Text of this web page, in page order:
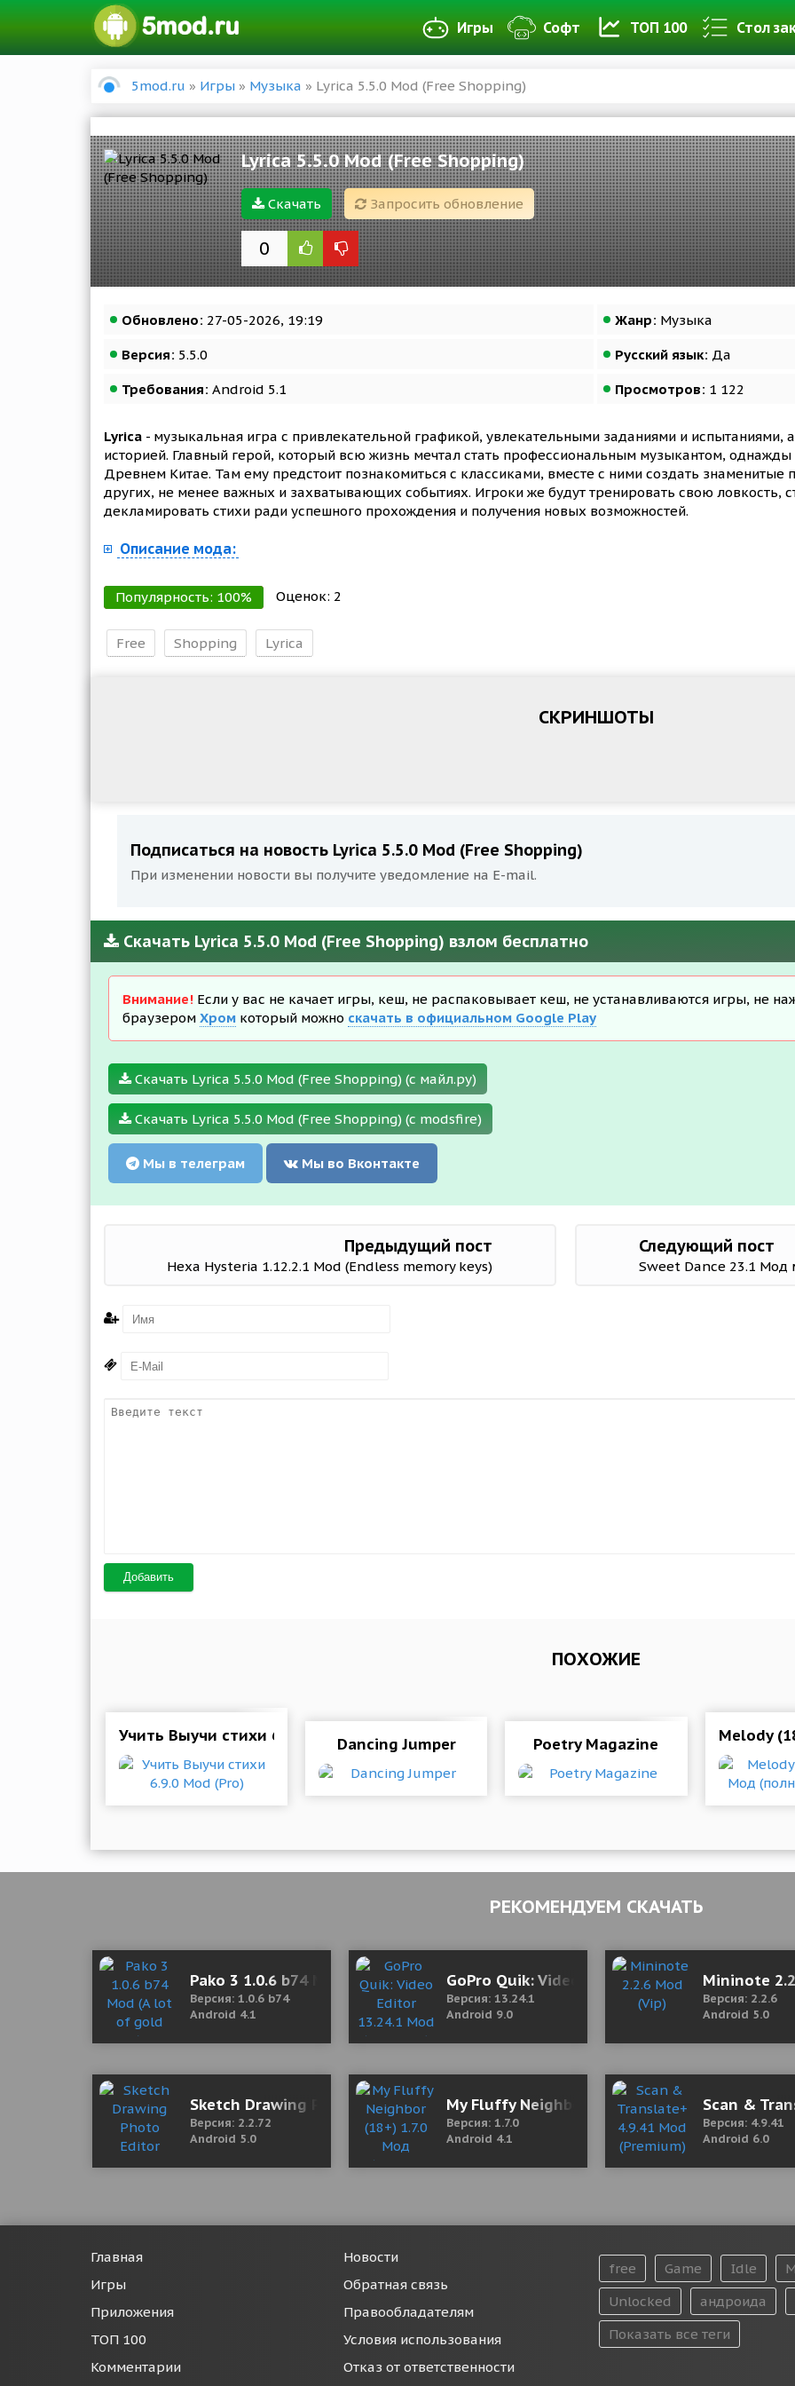
Игры Софт ТОП 100 Стол
5mod.ru » Игры » Музыка » Lyrica 5.5.0 Mod (Free Shopping)
Lyrica 5.5.0 Mod (Free Shopping)
Скачать Запросить обновление
0
Обновлено: 27-05-2026, 19:19 Жанр: Музыка
Версия: 5.5.0 Русский язык: Да
Требования: Android 5.1 Просмотров: 1 122
Lyrica - музыкальная игра с привлекательной графикой, увлекательными заданиями и испытаниями,
историей. Главный герой, который всю жизнь мечтал стать профессиональным музыкантом,
Древнем Китае. Там ему предстоит познакомиться с классиками, вместе с ними создать знаменитые
других, не менее важных и захватывающих событиях. Игроки же будут тренировать свою ловкость,
декламировать стихи ради успешного прохождения и получения новых возможностей.
Описание мода:
Популярность: 100% Оценок: 2
Free Shopping Lyrica
СКРИНШОТЫ
Подписаться на новость Lyrica 5.5.0 Mod (Free Shopping)
При изменении новости вы получите уведомление на E-mail.
Скачать Lyrica 5.5.0 Mod (Free Shopping) взлом бесплатно
Внимание! Если у вас не качает игры, кеш, не распаковывает кеш, не устанавливаются игры, не
браузером Хром который можно скачать в официальном Google Play
Скачать Lyrica 5.5.0 Mod (Free Shopping) (с майл.ру)
Скачать Lyrica 5.5.0 Mod (Free Shopping) (с modsfire)
Мы в телеграм Мы во Вконтакте
Предыдущий пост
Hexa Hysteria 1.12.2.1 Mod (Endless memory keys)
Следующий пост
Sweet Dance 23.1 Мод
Добавить
ПОХОЖИЕ
Учить Выучи стихи 6.9.0 Mod (Pro)Dancing Jumper Poetry Magazine Melody
РЕКОМЕНДУЕМ СКАЧАТЬ
Pako 3 1.0.6 b74 Mod (A lot of gold coins/Unlocked)
Версия: 1.0.6 b74
Android 4.1
GoPro Quik: Video Editor 13.24.1 Mod
Версия: 13.24.1
Android 9.0
Mininote
Версия: 2.2.6
Android 5.0
Sketch Drawing Photo Editor 2.2.72 Mod (Pro)
Версия: 2.2.72
Android 5.0
My Fluffy Neighbor (18+) 1.7.0 Мод (полная
Версия: 1.7.0
Android 4.1
Scan &
Версия: 4.9.41
Android 6.0
Главная
Игры
Приложения
ТОП 100
Комментарии
Новости
Обратная связь
Правообладателям
Условия использования
Отказ от ответственности
free Game Idle
Unlocked
андроида
Показать все теги